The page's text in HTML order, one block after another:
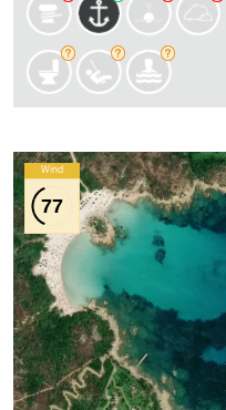
Wind
77